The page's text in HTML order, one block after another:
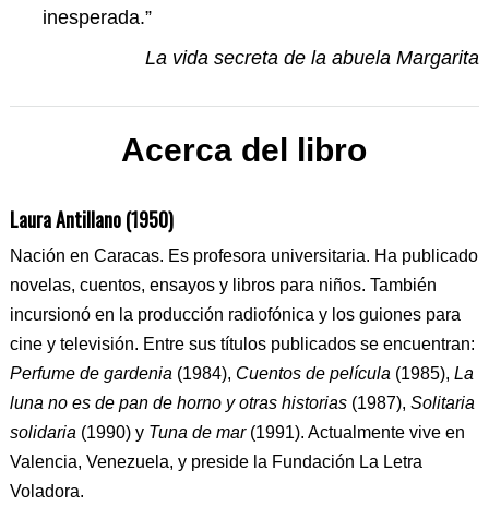
inesperada.”
La vida secreta de la abuela Margarita
Acerca del libro
Laura Antillano (1950)
Nación en Caracas. Es profesora universitaria. Ha publicado
novelas, cuentos, ensayos y libros para niños. También
incursionó en la producción radiofónica y los guiones para
cine y televisión. Entre sus títulos publicados se encuentran:
Perfume de gardenia (1984), Cuentos de película (1985), La
luna no es de pan de horno y otras historias(1987), Solitaria
solidaria (1990) y Tuna de mar (1991). Actualmente vive en
Valencia, Venezuela, y preside la Fundación La Letra
Voladora.